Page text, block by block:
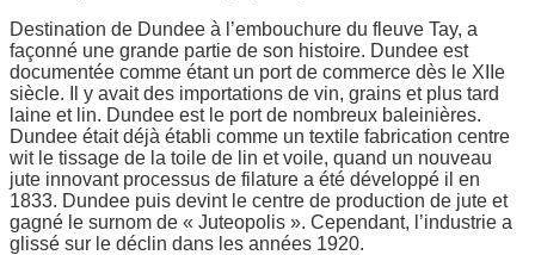
Destination de Dundee à l’embouchure du fleuve Tay, a
façonné une grande partie de son histoire. Dundee est
documentée comme étant un port de commerce dès le XIIe
siècle. Il y avait des importations de vin, grains et plus tard
laine et lin. Dundee est le port de nombreux baleinières.
Dundee était déjà établi comme un textile fabrication centre
wit le tissage de la toile de lin et voile, quand un nouveau
jute innovant processus de filature a été développé il en
1833. Dundee puis devint le centre de production de jute et
gagné le surnom de « Juteopolis ». Cependant, l’industrie a
glissé sur le déclin dans les années 1920.